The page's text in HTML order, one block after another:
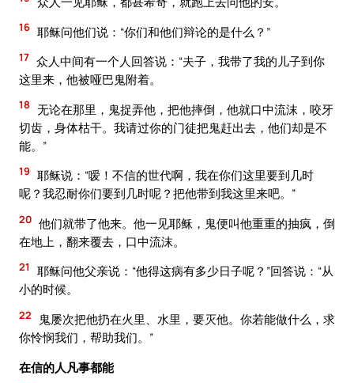
16 耶稣问他们说：“你们和他们辩论的是什么？”
17 众人中间有一个人回答说：“夫子，我带了我的儿子到你
这里来，他被哑巴鬼附着。
18 无论在那里，鬼捉弄他，把他摔倒，他就口中流沫，咬牙
切齿，身体枯干。我请过你的门徒把鬼赶出去，他们却是不
能。”
19 耶稣说：“嗳！不信的世代啊，我在你们这里要到几时
呢？我忍耐你们要到几时呢？把他带到我这里来吧。”
20 他们就带了他来。他一见耶稣，鬼便叫他重重的抽疯，倒
在地上，翻来覆去，口中流沫。
21
耶稣问他父亲说：“他得这病有多少日子呢？”回答说：“从
小的时候。
22
鬼屡次把他扔在火里、水里，要灭他。你若能做什么，求
你怜悯我们，帮助我们。”
在信的人凡事都能